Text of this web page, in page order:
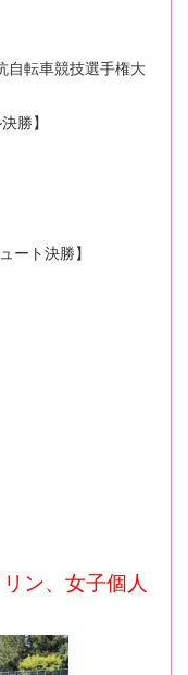
自転車競技選手権大
勝】
ート決勝】
ン、女子個人